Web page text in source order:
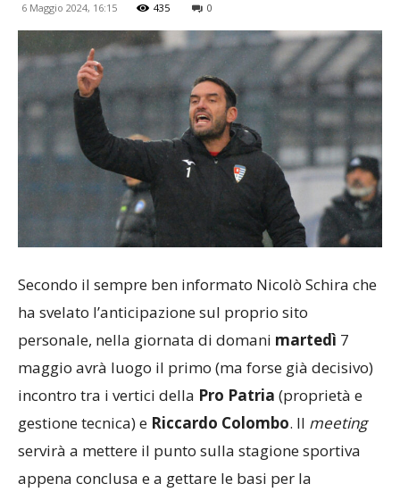
6 Maggio 2024, 16:15 435 0
Secondo il sempre ben informato Nicolò Schira che
ha svelato l’anticipazione sul proprio sito
personale, nella giornata di domani martedì 7
maggio avrà luogo il primo (ma forse già decisivo)
incontro tra i vertici della Pro Patria (proprietà e
gestione tecnica) e Riccardo Colombo. Il meeting
servirà a mettere il punto sulla stagione sportiva
appena conclusa e a gettare le basi per la